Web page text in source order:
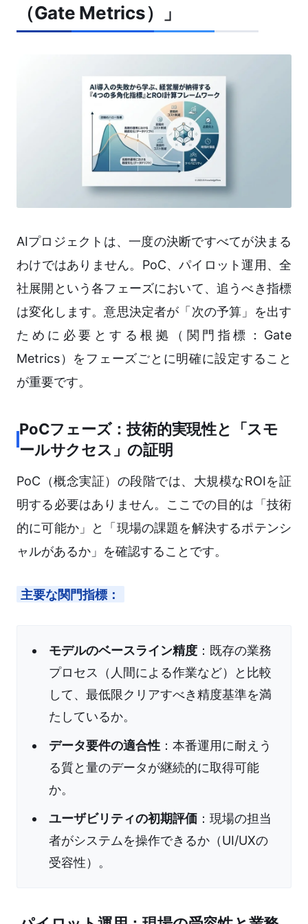
（Gate Metrics）」
AIプロジェクトは、一度の決断ですべてが決まる
わけではありません。PoC、パイロット運用、全
社展開という各フェーズにおいて、追うべき指標
は変化します。意思決定者が「次の予算」を出す
ために必要とする根拠（関門指標：Gate
Metrics）をフェーズごとに明確に設定すること
が重要です。
PoCフェーズ：技術的実現性と「スモ
ールサクセス」の証明
PoC（概念実証）の段階では、大規模なROIを証
明する必要はありません。ここでの目的は「技術
的に可能か」と「現場の課題を解決するポテンシ
ャルがあるか」を確認することです。
主要な関門指標：
モデルのベースライン精度 ：既存の業務
プロセス（人間による作業など）と比較
して、最低限クリアすべき精度基準を満
たしているか。
データ要件の適合性 ：本番運用に耐えう
る質と量のデータが継続的に取得可能
か。
ユーザビリティの初期評価 ：現場の担当
者がシステムを操作できるか（UI/UXの
受容性）。